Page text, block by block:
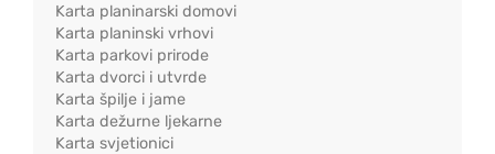
Karta planinarski domovi
Karta planinski vrhovi
Karta parkovi prirode
Karta dvorci i utvrde
Karta špilje i jame
Karta dežurne ljekarne
Karta svjetionici